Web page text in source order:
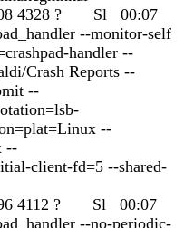
4328 ? Sl 00:07
--monitor-self
handler --
Crash Reports --
--
--
--
client-fd=5 --shared-
4112 ? Sl 00:07
--no-periodic-